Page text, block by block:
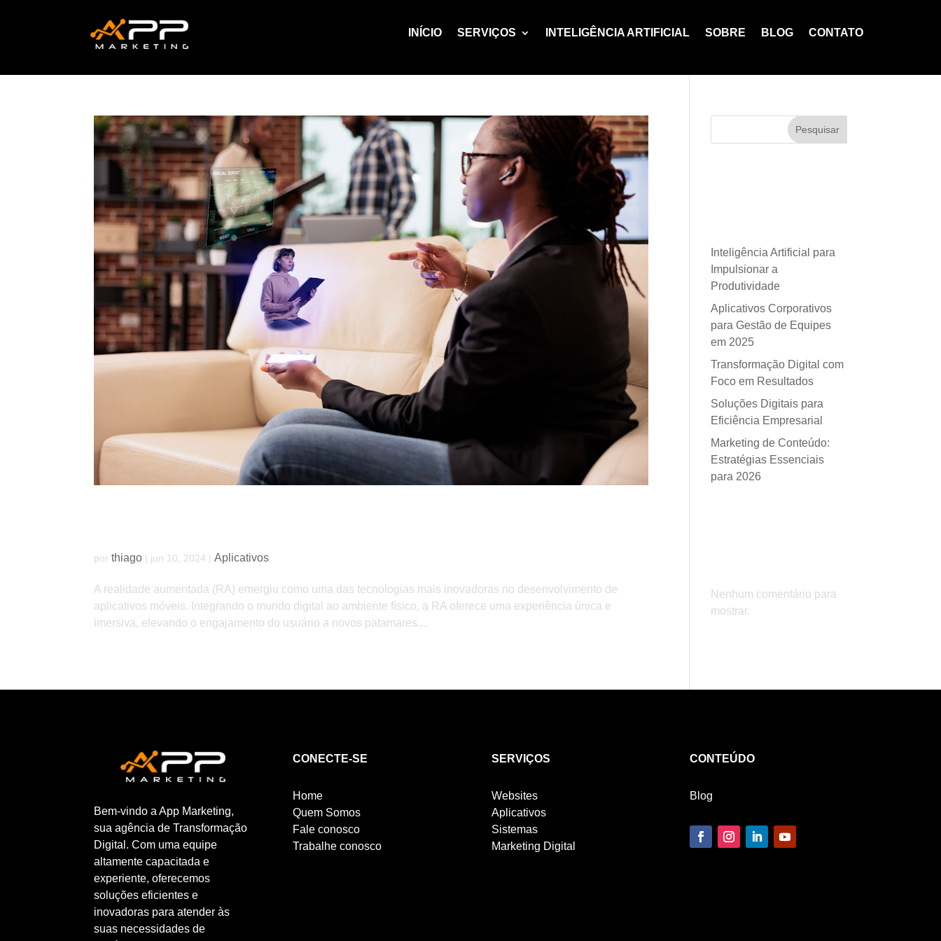
INÍCIO SERVIÇOS INTELIGÊNCIA ARTIFICIAL SOBRE BLOG CONTATO
porthiago | jun 10, 2024 |Aplicativos
A realidade aumentada (RA) emergiu como uma das tecnologias mais inovadoras no desenvolvimento de
aplicativos móveis. Integrando o mundo digital ao ambiente físico, a RA oferece uma experiência única e
imersiva, elevando o engajamento do usuário a novos patamares....
Pesquisar
Inteligência Artificial para
Impulsionar a
Produtividade
Aplicativos Corporativos
para Gestão de Equipes
em 2025
Transformação Digital com
Foco em Resultados
Soluções Digitais para
Eficiência Empresarial
Marketing de Conteúdo:
Estratégias Essenciais
para 2026
Nenhum comentário para
mostrar.
Bem-vindo a App Marketing,
sua agência de Transformação
Digital. Com uma equipe
altamente capacitada e
experiente, oferecemos
soluções eficientes e
inovadoras para atender às
suas necessidades de
CONECTE-SE
Home
Quem Somos
Fale conosco
Trabalhe conosco
SERVIÇOS
Websites
Aplicativos
Sistemas
Marketing Digital
CONTEÚDO
Blog